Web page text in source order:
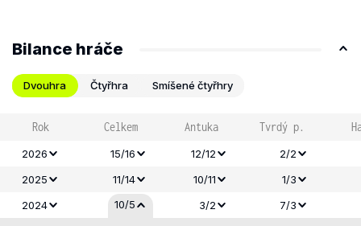
Bilance hráče
Dvouhra Čtyřhra Smíšené čtyřhry
Rok Celkem Antuka Tvrdý p.
2026 15/16 12/12
2/2
2025
11/14 10/11
1/3
2024
10/5 3/2 7/3